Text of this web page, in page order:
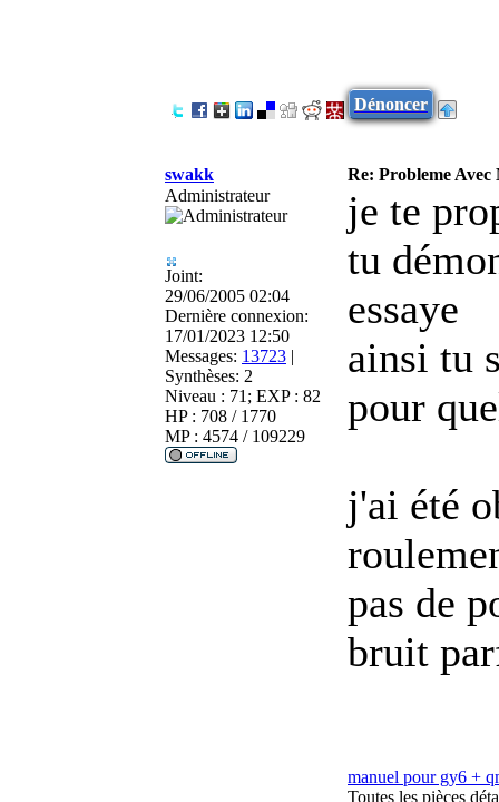
Dénoncer
swakk
Re: Probleme
Administrateur
Joint:
29/06/2005 02:04
Dernière connexion:
17/01/2023 12:50
Messages: 13723 |
Synthèses: 2
Niveau : 71; EXP : 82
HP : 708 / 1770
MP : 4574 / 109229
je te
tu
essaye
ainsi tu
pour
j'ai été
pas de
bruit
manuel pour gy6 +
Toutes les pièces